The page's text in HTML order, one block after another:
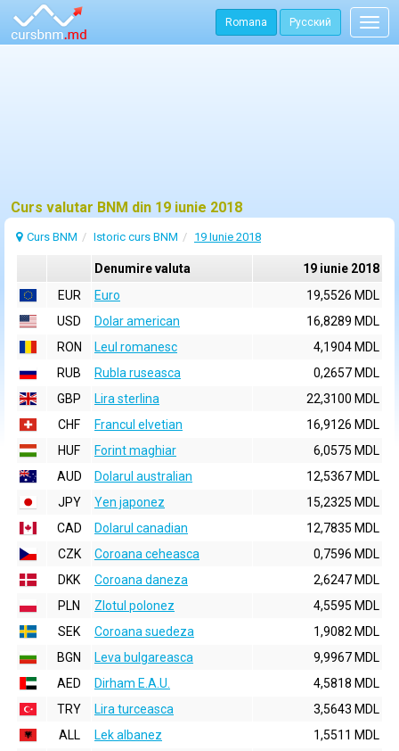
Romana Русский
Curs valutar BNM din 19 iunie 2018
Curs BNM Istoric curs BNM 19 Iunie 2018
Denumire valuta
19 iunie 2018
EUR
Euro
19,5526 MDL
USD
Dolar american
16,8289 MDL
RON
Leul romanesc
4,1904 MDL
RUB
Rubla ruseasca
0,2657 MDL
GBP
Lira sterlina
22,3100 MDL
CHF
Francul elvetian
16,9126 MDL
HUF
Forint maghiar
6,0575 MDL
AUD
Dolarul australian
12,5367 MDL
JPY
Yen japonez
15,2325 MDL
CAD
Dolarul canadian
12,7835 MDL
CZK
Coroana ceheasca
0,7596 MDL
DKK
Coroana daneza
2,6247 MDL
PLN
Zlotul polonez
4,5595 MDL
SEK
Coroana suedeza
1,9082 MDL
BGN
Leva bulgareasca
9,9967 MDL
AED
Dirham E.A.U.
4,5818 MDL
TRY
Lira turceasca
3,5643 MDL
ALL
Lek albanez
1,5511 MDL